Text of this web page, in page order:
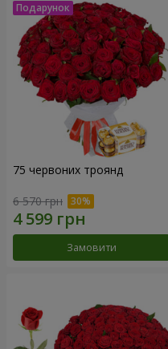
75 червоних троянд
6 570 грн
Замовити